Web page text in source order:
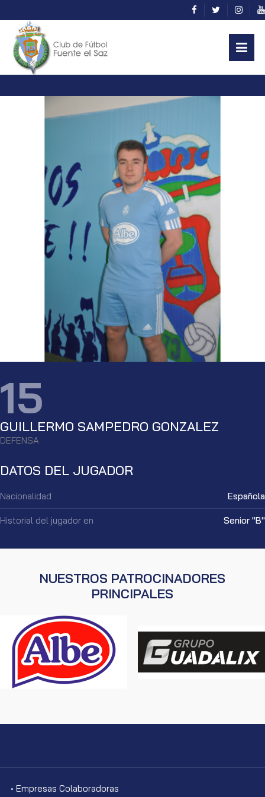
15
GUILLERMO SAMPEDRO GONZALEZ
DEFENSA
DATOS DEL JUGADOR
Nacionalidad Española
Historial del jugador en Senior "B"
NUESTROS PATROCINADORES
PRINCIPALES
• Empresas Colaboradoras